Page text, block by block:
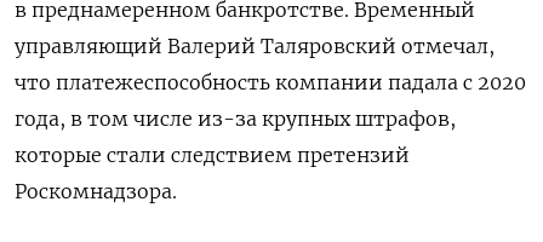
в преднамеренном банкротстве. Временный
управляющий Валерий Таляровский отмечал,
что платежеспособность компании падала с 2020
года, в том числе из-за крупных штрафов,
которые стали следствием претензий
Роскомнадзора.